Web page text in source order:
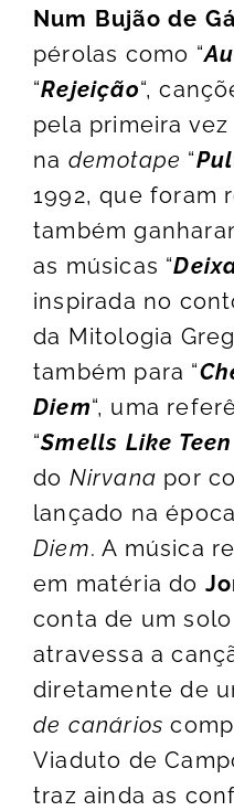
Num Bujão de
pérolas como “
“Rejeição“,
pela primeira vez
na demotape “
1992, que foram
também
as músicas “
inspirada no
da Mitologia
também para “
Diem“, uma
“Smells Like
do Nirvana por
lançado na
Diem. A música
em matéria do
conta de um solo
atravessa a
diretamente de
de canários
Viaduto de
traz ainda as